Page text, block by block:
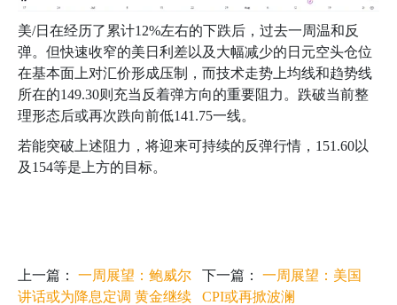
美/日在经历了累计12%左右的下跌后，过去一周温和反
弹。但快速收窄的美日利差以及大幅减少的日元空头仓位
在基本面上对汇价形成压制，而技术走势上均线和趋势线
所在的149.30则充当反着弹方向的重要阻力。跌破当前整
理形态后或再次跌向前低141.75一线。
若能突破上述阻力，将迎来可持续的反弹行情， 151.60以
及 154等是上方的目标。
上一篇： 一周展望：鲍威尔
讲话或为降息定调 黄金继续
下一篇：一周展望：美国
CPI或再掀波澜